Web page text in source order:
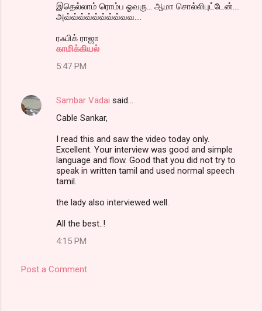
இதெல்லாம் ரொம்ப ஓவரு... ஆமா சொல்லிபுட்டேன்....
அவ்வ்வ்வ்வ்வ்வ்வ்வவ....
ரஃபிக் ராஜா
காமிக்கியல்
5:47 PM
Sambar Vadai said…
Cable Sankar,
I read this and saw the video today only.
Excellent. Your interview was good and simple
language and flow. Good that you did not try to
speak in written tamil and used normal speech
tamil.
the lady also interviewed well.
All the best..!
4:15 PM
Post a Comment